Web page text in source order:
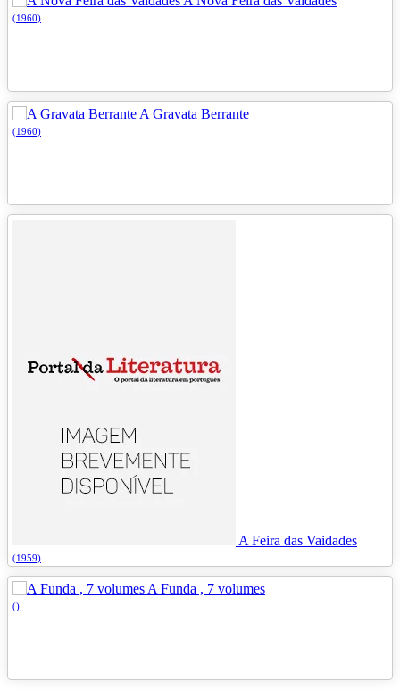
(1960)
A Gravata Berrante
(1960)
A Feira das Vaidades
(1959)
A Funda , 7 volumes
()